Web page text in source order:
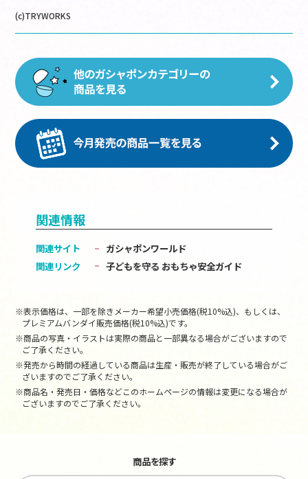
(c)TRYWORKS
関連情報
関連サイト
ガシャポンワールド
関連リンク
子どもを守る おもちゃ安全ガイド
※表示価格は、一部を除きメーカー希望小売価格(税10%込)、もしくは、
プレミアムバンダイ販売価格(税10%込)です。
※商品の写真・イラストは実際の商品と一部異なる場合がございますので
ご了承ください。
※発売から時間の経過している商品は生産・販売が終了している場合がご
ざいますのでご了承ください。
※商品名・発売日・価格などこのホームページの情報は変更になる場合が
ございますのでご了承ください。
商品を探す